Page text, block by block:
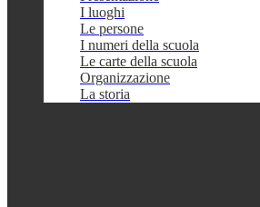
I luoghi
Le persone
I numeri della scuola
Le carte della scuola
Organizzazione
La storia